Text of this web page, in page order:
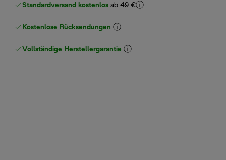
Standardversand kostenlos ab 49 €
Kostenlose Rücksendungen
Vollständige Herstellergarantie